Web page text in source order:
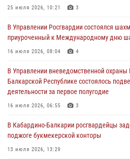
01 августа 2026, 00:10
Росгвардия обеспечивает безопасность
направлении
31 июля 2026, 09:22
Состоялась рабочая встреча директора
генерала армии Виктора Золотова с
представителя Президента Российской
Кавказском федеральном округе
25 июля 2026, 10:21 3
В Управлении Росгвардии состоялся
приуроченный к Международному дню
16 июля 2026, 08:04 4
В Управлении вневедомственной охраны
Балкарской Республике состоялось
деятельности за первое полугодие
16 июля 2026, 06:55 3
В Кабардино-Балкарии росгвардейцы
поджоге букмекерской конторы
13 июля 2026, 13:29